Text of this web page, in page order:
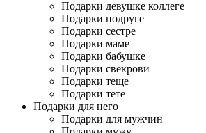
Подарки девушке коллеге
Подарки подруге
Подарки сестре
Подарки маме
Подарки бабушке
Подарки свекрови
Подарки теще
Подарки тете
Подарки для него
Подарки для мужчин